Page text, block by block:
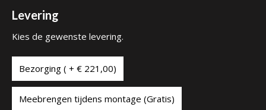
Levering
Kies de gewenste levering.
Bezorging ( + € 221,00)
Meebrengen tijdens montage (Gratis)